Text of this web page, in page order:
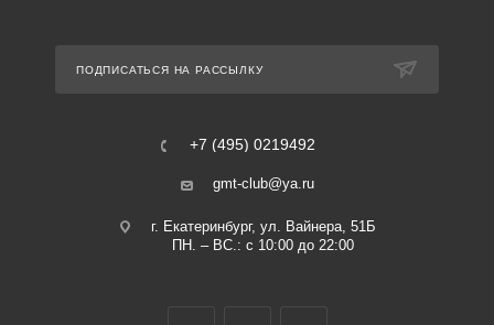
ПОДПИСАТЬСЯ НА РАССЫЛКУ
+7 (495) 0219492
gmt-club@ya.ru
г. Екатеринбург, ул. Вайнера, 51Б
ПН. – ВС.: с 10:00 до 22:00